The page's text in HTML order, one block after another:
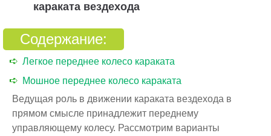
караката вездехода
Содержание:
Легкое переднее колесо караката
Мошное переднее колесо караката
Ведущая роль в движении караката вездехода в
прямом смысле принадлежит переднему
управляющему колесу. Рассмотрим варианты